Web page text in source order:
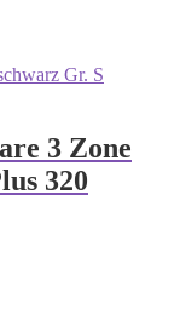
3 Zone
320